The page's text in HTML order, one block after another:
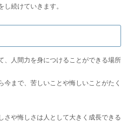
続けていきます。
、人間力を身につけることができる場所
今まで、苦しいことや悔しいことがたく
さや悔しさは人として大きく成長できる